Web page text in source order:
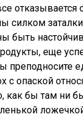
силком
быть
еще
преподносите
с опаской
как бы там ни